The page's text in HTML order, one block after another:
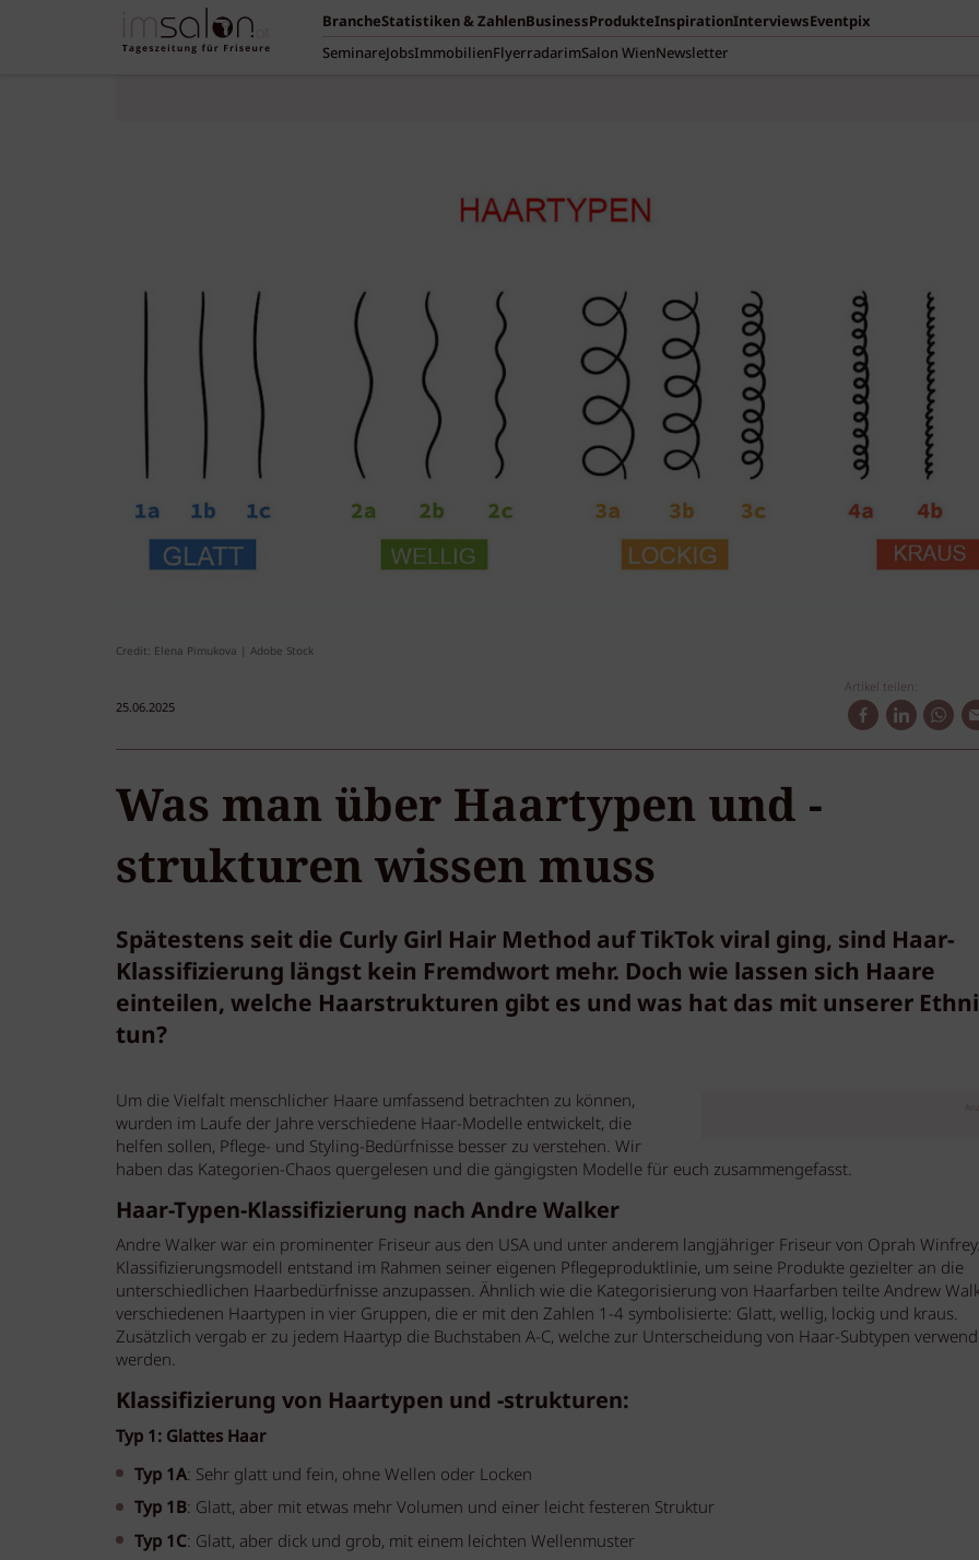
BrancheStatistiken & ZahlenBusinessProdukteInspirationInterviewsEventpix
SeminareJobsImmobilienFlyerradarimSalon WienNewsletter
Credit: Elena Pimukova | Adobe Stock
25.06.2025
Artikel teilen:
Was man über Haartypen und -
strukturen wissen muss
Spätestens seit die Curly Girl Hair Method auf TikTok viral ging, sind Haar-
Klassifizierung längst kein Fremdwort mehr. Doch wie lassen sich Haare
einteilen, welche Haarstrukturen gibt es und was hat das mit unserer
tun?
Um die Vielfalt menschlicher Haare umfassend betrachten zu können,
wurden im Laufe der Jahre verschiedene Haar-Modelle entwickelt, die
helfen sollen, Pflege- und Styling-Bedürfnisse besser zu verstehen. Wir
haben das Kategorien-Chaos quergelesen und die gängigsten Modelle für euch zusammengefasst.
Haar-Typen-Klassifizierung nach Andre Walker
Andre Walker war ein prominenter Friseur aus den USA und unter anderem langjähriger Friseur von Oprah
Klassifizierungsmodell entstand im Rahmen seiner eigenen Pflegeproduktlinie, um seine Produkte gezielter an die
unterschiedlichen Haarbedürfnisse anzupassen. Ähnlich wie die Kategorisierung von Haarfarben teilte Andrew
verschiedenen Haartypen in vier Gruppen, die er mit den Zahlen 1-4 symbolisierte: Glatt, wellig, lockig und kraus.
Zusätzlich vergab er zu jedem Haartyp die Buchstaben A-C, welche zur Unterscheidung von Haar-Subtypen
werden.
Klassifizierung von Haartypen und -strukturen:
Typ 1: Glattes Haar
Typ 1A: Sehr glatt und fein, ohne Wellen oder Locken
Typ 1B: Glatt, aber mit etwas mehr Volumen und einer leicht festeren Struktur
Typ 1C: Glatt, aber dick und grob, mit einem leichten Wellenmuster